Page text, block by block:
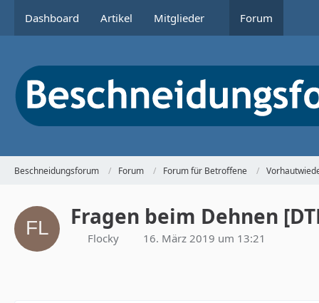
Dashboard Artikel Mitglieder Forum
Beschneidungsforum Forum Forum für Betroffene
Fragen beim Dehnen
Flocky 16. März 2019 um 13:21